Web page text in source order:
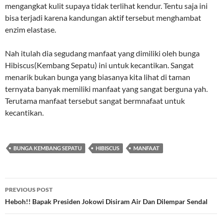
mengangkat kulit supaya tidak terlihat kendur. Tentu saja ini
bisa terjadi karena kandungan aktif tersebut menghambat
enzim elastase.
Nah itulah dia segudang manfaat yang dimiliki oleh bunga
Hibiscus(Kembang Sepatu) ini untuk kecantikan. Sangat
menarik bukan bunga yang biasanya kita lihat di taman
ternyata banyak memiliki manfaat yang sangat berguna yah.
Terutama manfaat tersebut sangat bermnafaat untuk
kecantikan.
BUNGA KEMBANG SEPATU HIBISCUS MANFAAT
Post
navigation
PREVIOUS POST
Heboh!! Bapak Presiden Jokowi Disiram Air Dan Dilempar Sendal